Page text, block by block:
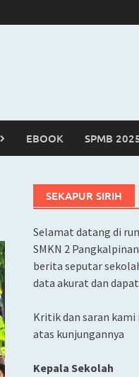
EBOOK SPMB
SEKAPUR SIRIH
Selamat datang di
SMKN 2
berita seputar
data akurat dan
Kritik dan saran
atas kunjungannya
Kepala Sekolah